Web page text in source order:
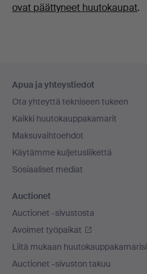
ovat päättyneet huutokaupat.
Apua ja yhteystiedot
Ota yhteyttä tekniseen tukeen
Kaikki huutokauppakamarit
Maksuvaihtoehdot
Käytämme kuljetusliikettä
Sosiaaliset mediat
Auctionet
Auctionet -sivustosta
Avoimet työpaikat
Liitä mukaan huutokauppakamarisi
Auctionet -sivuston takuu